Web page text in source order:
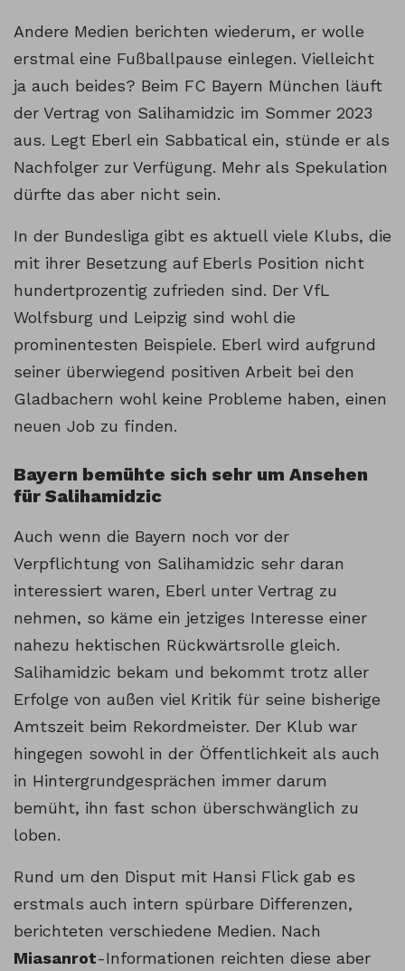
Andere Medien berichten wiederum, er wolle
erstmal eine Fußballpause einlegen. Vielleicht
ja auch beides? Beim FC Bayern München läuft
der Vertrag von Salihamidzic im Sommer 2023
aus. Legt Eberl ein Sabbatical ein, stünde er als
Nachfolger zur Verfügung. Mehr als Spekulation
dürfte das aber nicht sein.
In der Bundesliga gibt es aktuell viele Klubs, die
mit ihrer Besetzung auf Eberls Position nicht
hundertprozentig zufrieden sind. Der VfL
Wolfsburg und Leipzig sind wohl die
prominentesten Beispiele. Eberl wird aufgrund
seiner überwiegend positiven Arbeit bei den
Gladbachern wohl keine Probleme haben, einen
neuen Job zu finden.
Bayern bemühte sich sehr um Ansehen
für Salihamidzic
Auch wenn die Bayern noch vor der
Verpflichtung von Salihamidzic sehr daran
interessiert waren, Eberl unter Vertrag zu
nehmen, so käme ein jetziges Interesse einer
nahezu hektischen Rückwärtsrolle gleich.
Salihamidzic bekam und bekommt trotz aller
Erfolge von außen viel Kritik für seine bisherige
Amtszeit beim Rekordmeister. Der Klub war
hingegen sowohl in der Öffentlichkeit als auch
in Hintergrundgesprächen immer darum
bemüht, ihn fast schon überschwänglich zu
loben.
Rund um den Disput mit Hansi Flick gab es
erstmals auch intern spürbare Differenzen,
berichteten verschiedene Medien. Nach
Miasanrot-Informationen reichten diese aber